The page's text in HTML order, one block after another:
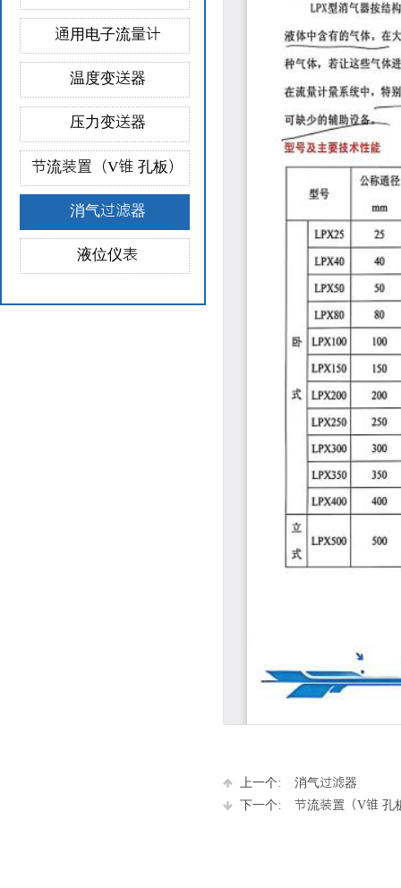
通用电子流量计
温度变送器
压力变送器
节流装置（V锥 孔板）
消气过滤器
液位仪表
上一个：
消气过滤器
下一个：
节流装置（V锥 孔